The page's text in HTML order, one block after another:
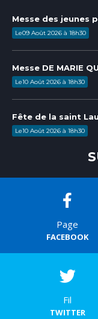
Messe des jeunes
Le09 Août 2026 à 18h30
Messe DE MARIE
Le10 Août 2026 à 18h30
Fête de la saint
Le10 Août 2026 à 18h30
Page
FACEBOOK
Fil
TWITTER